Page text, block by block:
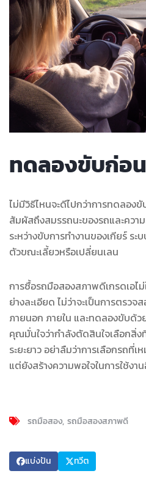
ทดลองขับก่อ
ไม่มีวิธีไหนจะดีไปกว่าการทดลอง
สัมผัสถึงสมรรถนะของรถและควา
ระหว่างขับการทำงานของเกียร์ ร
ตัวขณะเลี้ยวหรือเปลี่ยนเลน
การซื้อรถมือสองสภาพดีเกรดเอไ
ย่างละเอียด ไม่ว่าจะเป็นการตรว
ภายนอก ภายใน และทดลองขับด้
คุณมั่นใจว่ากำลังตัดสินใจเลือกสิ่ง
ระยะยาว อย่าลืมว่าการเลือกรถที่
แต่ยังสร้างความพอใจในการใช้งา
รถมือสอง รถมือสองสภาพดี
แบ่งปัน ทวีต